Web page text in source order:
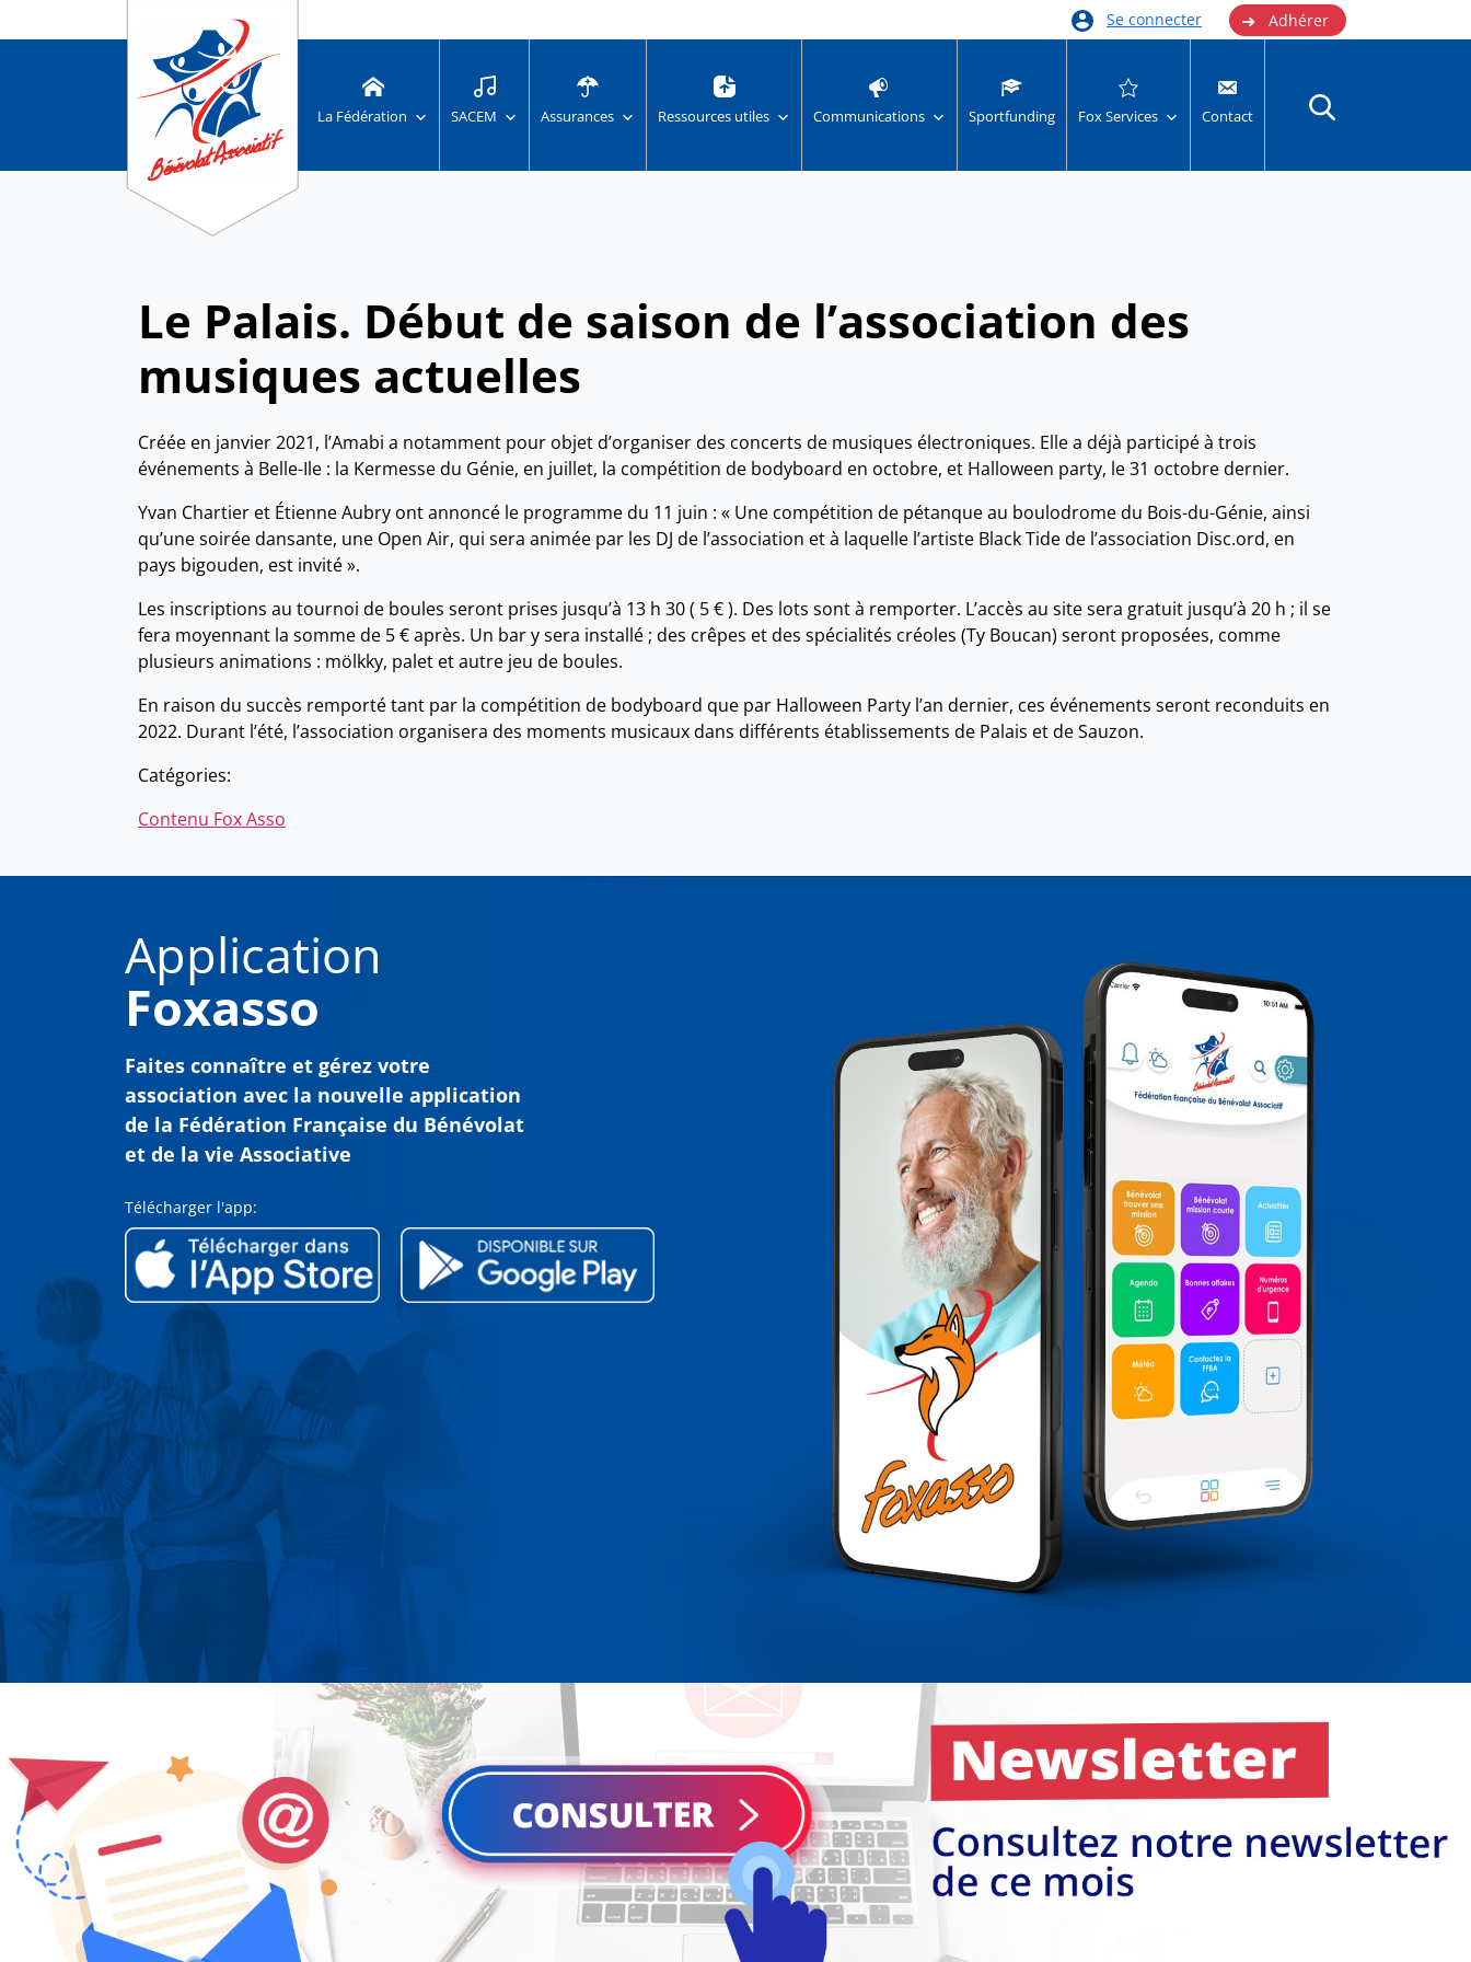
Se connecter ➜ Adhérer
La Fédération SACEM Assurances Ressources utiles Communications Sportfunding Fox Services Contact
Le Palais. Début de saison de l’association des
musiques actuelles
Créée en janvier 2021, l’Amabi a notamment pour objet d’organiser des concerts de musiques électroniques. Elle a déjà participé à trois
événements à Belle-Ile : la Kermesse du Génie, en juillet, la compétition de bodyboard en octobre, et Halloween party, le 31 octobre dernier.
Yvan Chartier et Étienne Aubry ont annoncé le programme du 11 juin : « Une compétition de pétanque au boulodrome du Bois-du-Génie, ainsi
qu’une soirée dansante, une Open Air, qui sera animée par les DJ de l’association et à laquelle l’artiste Black Tide de l’association Disc.ord, en
pays bigouden, est invité ».
Les inscriptions au tournoi de boules seront prises jusqu’à 13 h 30 ( 5 € ). Des lots sont à remporter. L’accès au site sera gratuit jusqu’à 20 h ; il se
fera moyennant la somme de 5 € après. Un bar y sera installé ; des crêpes et des spécialités créoles (Ty Boucan) seront proposées, comme
plusieurs animations : mölkky, palet et autre jeu de boules.
En raison du succès remporté tant par la compétition de bodyboard que par Halloween Party l’an dernier, ces événements seront reconduits en
2022. Durant l’été, l’association organisera des moments musicaux dans différents établissements de Palais et de Sauzon.
Catégories:
Contenu Fox Asso
Application
Foxasso
Faites connaître et gérez votre
association avec la nouvelle application
de la Fédération Française du Bénévolat
et de la vie Associative
Télécharger l'app: